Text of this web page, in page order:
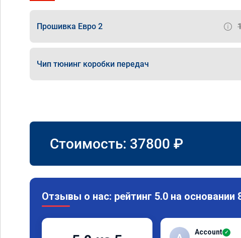
Прошивка Евро 2
Чип тюнинг коробки передач
Стоимость: 37800 ₽
Отзывы о нас: рейтинг 5.0 на основании
Account ✓